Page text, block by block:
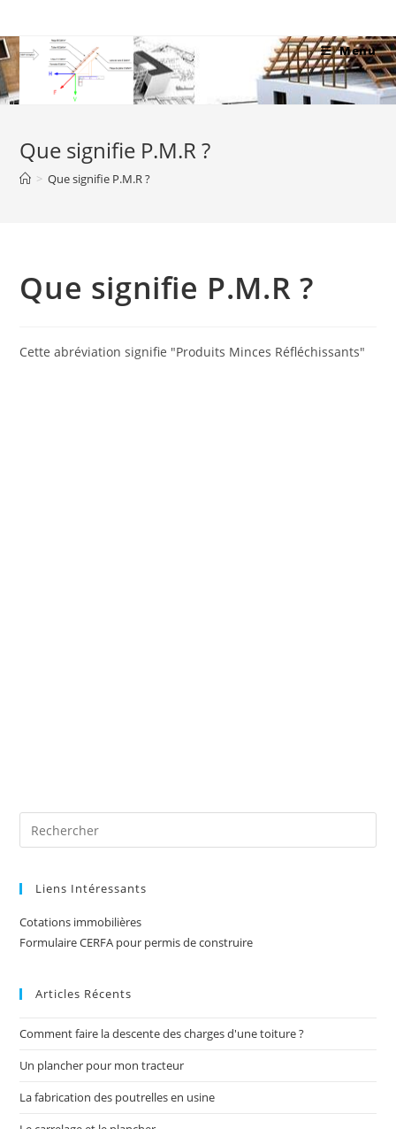
to
content
Menu
Que signifie P.M.R ?
> Que signifie P.M.R ?
Que signifie P.M.R ?
Cette abréviation signifie "Produits Minces Réfléchissants"
Liens Intéressants
Cotations immobilières
Formulaire CERFA pour permis de construire
Articles Récents
Comment faire la descente des charges d'une toiture ?
Un plancher pour mon tracteur
La fabrication des poutrelles en usine